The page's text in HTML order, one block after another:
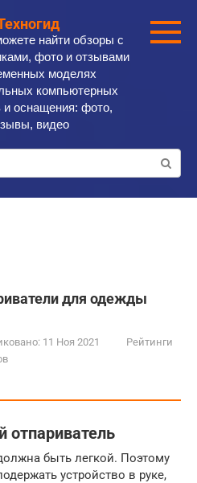
найти обзоры с
фото и отзывами
моделях
компьютерных
и оснащения: фото,
видео
для одежды
11 Ноя 2021
Рейтинги
отпариватель
быть легкой. Поэтому
устройство в руке,